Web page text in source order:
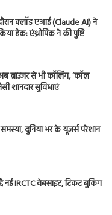
क्लॉड एआई (Claude AI) ने
हैक: एंथ्रोपिक ने की पुष्टि
ब्राउजर से भी कॉलिंग, ‘कॉल
शानदार सुविधाएं
दुनिया भर के यूजर्स परेशान
नई IRCTC वेबसाइट, टिकट बुकिंग